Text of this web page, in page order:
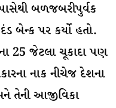
પાસેથી બળજબરીપુર્વક
બેન્ક પર કર્યો હતો.
25 જેટલા ચૂકાદા પણ
નાક નીચેજ દેશના
તેની આજીવિકા